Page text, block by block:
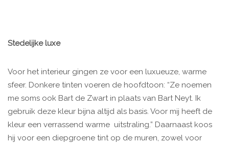
Stedelijke luxe
Voor het interieur gingen ze voor een luxueuze, warme
sfeer. Donkere tinten voeren de hoofdtoon: “Ze noemen
me soms ook Bart de Zwart in plaats van Bart Neyt. Ik
gebruik deze kleur bijna altijd als basis. Voor mij heeft de
kleur een verrassend warme uitstraling.” Daarnaast koos
hij voor een diepgroene tint op de muren, zowel voor